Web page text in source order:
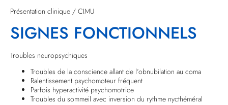
Présentation clinique / CIMU
SIGNES FONCTIONNELS
Troubles neuropsychiques
Troubles de la conscience allant de l’obnubilation au coma
Ralentissement psychomoteur fréquent
Parfois hyperactivité psychomotrice
Troubles du sommeil avec inversion du rythme nycthéméral